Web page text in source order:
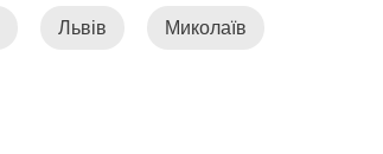
Львів Миколаїв